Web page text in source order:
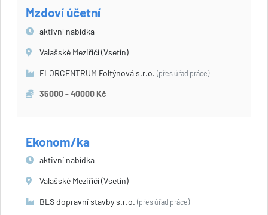
Mzdoví účetní
aktivní nabídka
Valašské Meziříčí (Vsetín)
FLORCENTRUM Foltýnová s.r.o. (přes úřad práce)
35000 - 40000 Kč
Ekonom/ka
aktivní nabídka
Valašské Meziříčí (Vsetín)
BLS dopravní stavby s.r.o. (přes úřad práce)